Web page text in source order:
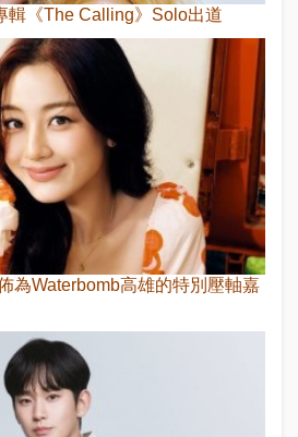
輯《The Calling》Solo出道
為Waterbomb高雄的特別壓軸嘉